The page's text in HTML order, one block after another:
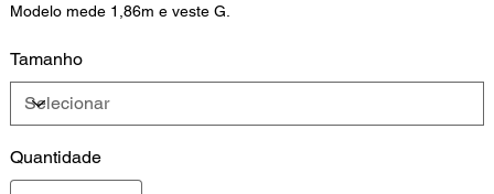
Modelo mede 1,86m e veste G.
Tamanho
Quantidade